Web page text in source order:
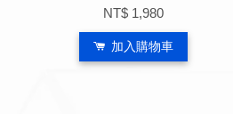
NT$ 1,980
加入購物車